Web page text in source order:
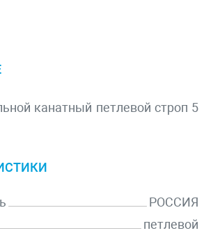
канатный петлевой строп 5
РОССИЯ
петлевой